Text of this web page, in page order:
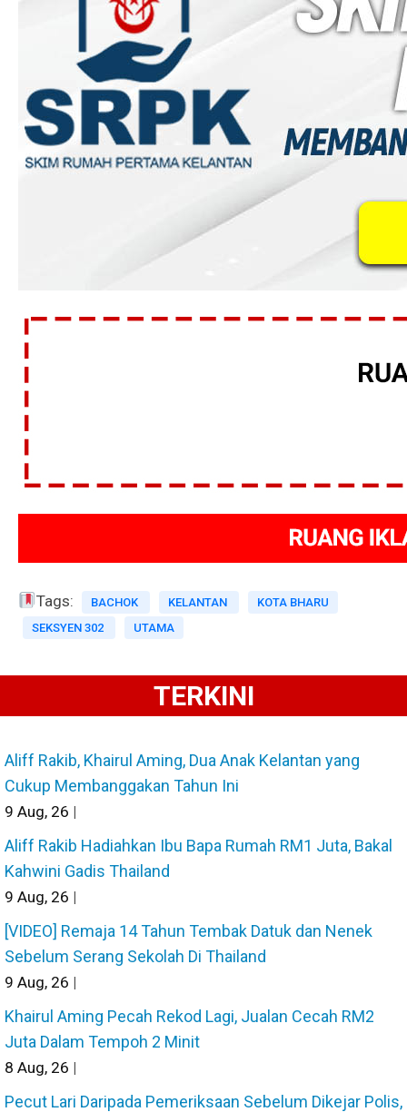
Tags: BACHOK KELANTAN
KOTA BHARU
SEKSYEN 302
UTAMA
TERKINI
Aliff Rakib, Khairul Aming, Dua Anak Kelantan yang
Cukup Membanggakan Tahun Ini
9 Aug, 26 |
Aliff Rakib Hadiahkan Ibu Bapa Rumah RM1 Juta, Bakal
Kahwini Gadis Thailand
9 Aug, 26 |
[VIDEO] Remaja 14 Tahun Tembak Datuk dan Nenek
Sebelum Serang Sekolah Di Thailand
9 Aug, 26 |
Khairul Aming Pecah Rekod Lagi, Jualan Cecah RM2
Juta Dalam Tempoh 2 Minit
8 Aug, 26 |
Pecut Lari Daripada Pemeriksaan Sebelum Dikejar Polis,